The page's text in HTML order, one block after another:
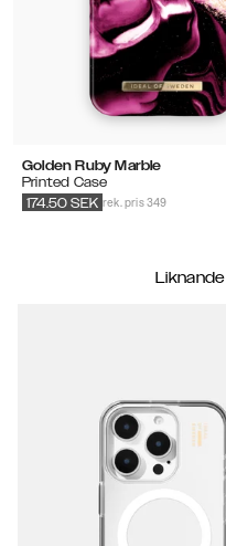
Golden Ruby Marble
Printed Case
rek. pris 349
174.50 SEK